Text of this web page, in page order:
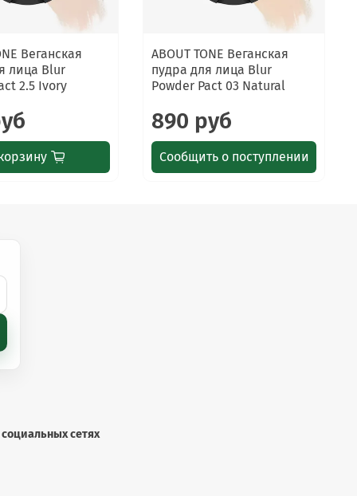
Веганская
лица Blur
2.5 Ivory
ABOUT TONE Веганская
пудра для лица Blur
Powder Pact 03 Natural
890 руб
Сообщить о поступлении
сетях